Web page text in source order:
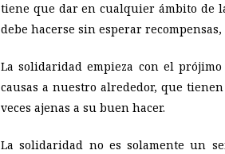
tiene que dar en cualquier ámbito de
debe hacerse sin esperar
La solidaridad empieza con el
causas a nuestro alrededor, que
veces ajenas a su buen hacer.
La solidaridad no es solamente un